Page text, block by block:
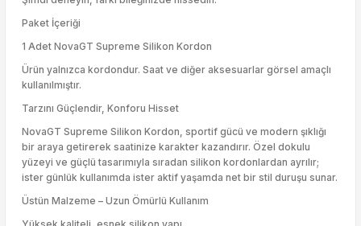
Paket İçeriği
1 Adet NovaGT Supreme Silikon Kordon
Ürün yalnızca kordondur. Saat ve diğer aksesuarlar görsel amaçlı
kullanılmıştır.
Tarzını Güçlendir, Konforu Hisset
NovaGT Supreme Silikon Kordon, sportif gücü ve modern şıklığı
bir araya getirerek saatinize karakter kazandırır. Özel dokulu
yüzeyi ve güçlü tasarımıyla sıradan silikon kordonlardan ayrılır;
ister günlük kullanımda ister aktif yaşamda net bir stil duruşu sunar.
Üstün Malzeme – Uzun Ömürlü Kullanım